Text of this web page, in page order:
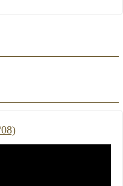
前の太棹三味線の音色」
春」